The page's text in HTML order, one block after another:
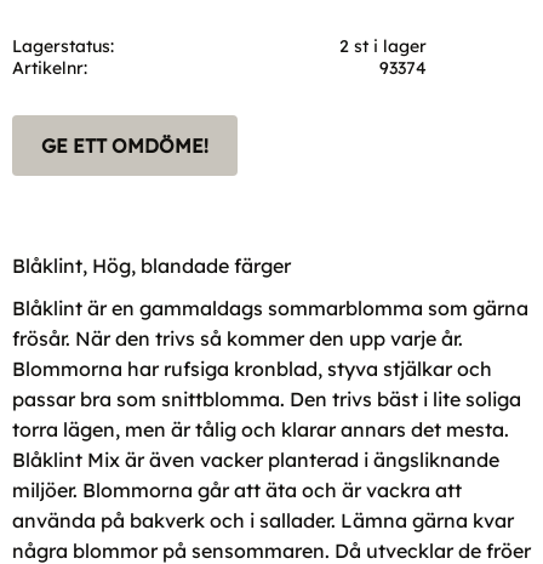
Lagerstatus
2 st i lager
Artikelnr
93374
GE ETT OMDÖME!
Blåklint, Hög, blandade färger
Blåklint är en gammaldags sommarblomma som gärna
frösår. När den trivs så kommer den upp varje år.
Blommorna har rufsiga kronblad, styva stjälkar och
passar bra som snittblomma. Den trivs bäst i lite soliga
torra lägen, men är tålig och klarar annars det mesta.
Blåklint Mix är även vacker planterad i ängsliknande
miljöer. Blommorna går att äta och är vackra att
använda på bakverk och i sallader. Lämna gärna kvar
några blommor på sensommaren. Då utvecklar de fröer